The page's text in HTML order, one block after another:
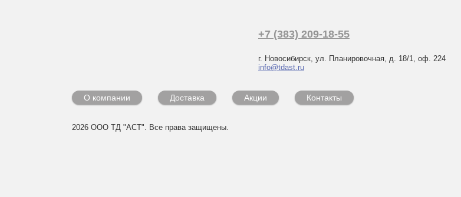
+7 (383) 209-18-55
г. Новосибирск, ул. Планировочная, д. 18/1, оф. 224
info@tdast.ru
О компании Доставка Акции Контакты
2026 ООО ТД "АСТ". Все права защищены.